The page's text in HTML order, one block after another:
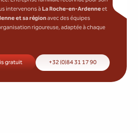
intervenons àLa Roche-en-Ardenneet
et sa régionavec des équipes
rigoureuse, adaptée à chaque
gratuit +32 (0)84 31 17 90